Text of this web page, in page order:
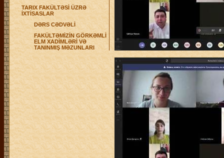
TARIX FAKÜLTƏSİ ÜZRƏ
İXTİSASLAR
DƏRS CƏDVƏLİ
FAKÜLTƏMİZİN GÖRKƏMLİ
ELM XADİMLƏRİ VƏ
TANINMIŞ MƏZUNLARI